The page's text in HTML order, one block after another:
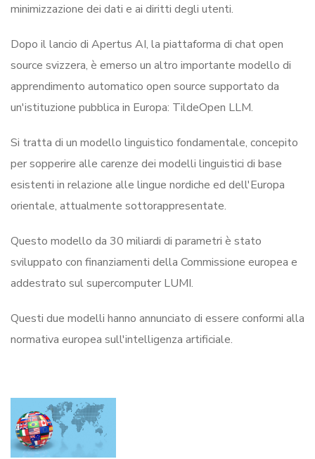
minimizzazione dei dati e ai diritti degli utenti.
Dopo il lancio di Apertus AI, la piattaforma di chat open
source svizzera, è emerso un altro importante modello di
apprendimento automatico open source supportato da
un'istituzione pubblica in Europa: TildeOpen LLM.
Si tratta di un modello linguistico fondamentale, concepito
per sopperire alle carenze dei modelli linguistici di base
esistenti in relazione alle lingue nordiche ed dell'Europa
orientale, attualmente sottorappresentate.
Questo modello da 30 miliardi di parametri è stato
sviluppato con finanziamenti della Commissione europea e
addestrato sul supercomputer LUMI.
Questi due modelli hanno annunciato di essere conformi alla
normativa europea sull'intelligenza artificiale.